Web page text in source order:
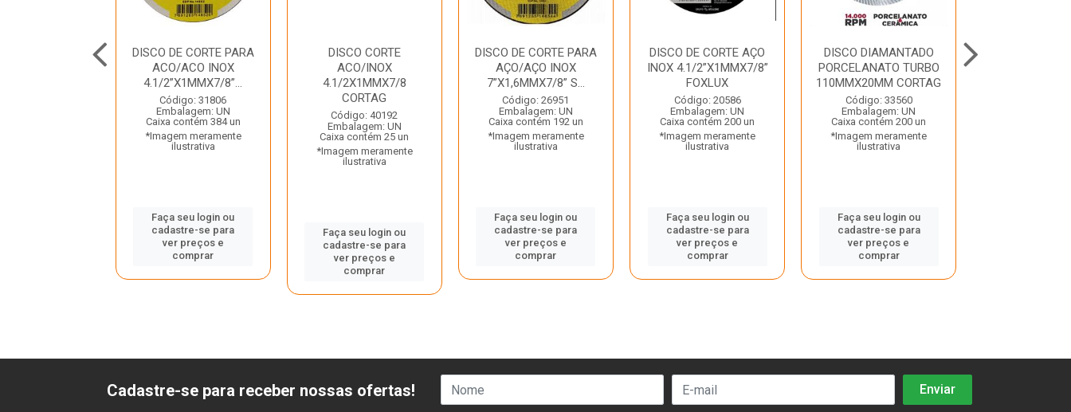
DISCO DE CORTE PARA
ACO/ACO INOX
4.1/2”X1MMX7/8”...
Código: 31806
Embalagem: UN
Caixa contém 384 un
*Imagem meramente
ilustrativa
Faça seu login ou
cadastre-se para
ver preços e
comprar
DISCO CORTE
ACO/INOX
4.1/2X1MMX7/8
CORTAG
Código: 40192
Embalagem: UN
Caixa contém 25 un
*Imagem meramente
ilustrativa
Faça seu login ou
cadastre-se para
ver preços e
comprar
DISCO DE CORTE PARA
AÇO/AÇO INOX
7”X1,6MMX7/8” S...
Código: 26951
Embalagem: UN
Caixa contém 192 un
*Imagem meramente
ilustrativa
Faça seu login ou
cadastre-se para
ver preços e
comprar
DISCO DE CORTE AÇO
INOX 4.1/2”X1MMX7/8”
FOXLUX
Código: 20586
Embalagem: UN
Caixa contém 200 un
*Imagem meramente
ilustrativa
Faça seu login ou
cadastre-se para
ver preços e
comprar
DISCO DIAMANTADO
PORCELANATO TURBO
110MMX20MM CORTAG
Código: 33560
Embalagem: UN
Caixa contém 200 un
*Imagem meramente
ilustrativa
Faça seu login ou
cadastre-se para
ver preços e
comprar
Cadastre-se para receber nossas ofertas!